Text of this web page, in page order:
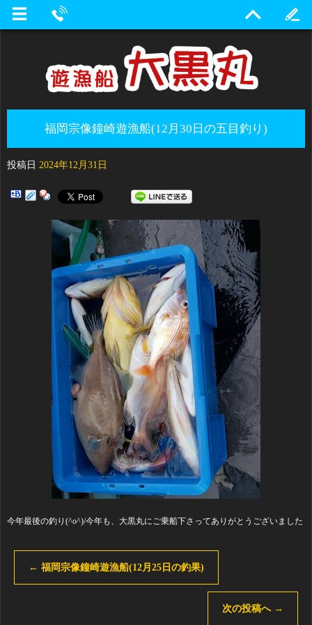
福岡宗像鐘崎遊漁船(12月30日の五目釣り)
投稿日 2024年12月31日
今年最後の釣り(^o^)/今年も、大黒丸にご乗船下さってありがとうございました
← 福岡宗像鐘崎遊漁船(12月25日の釣果)
次の投稿へ →